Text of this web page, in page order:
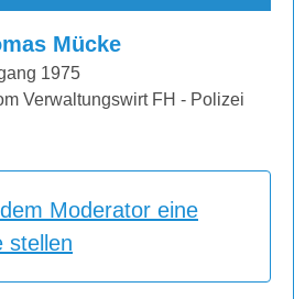
Mücke
1975
Verwaltungswirt FH - Polizei
Moderator eine
stellen